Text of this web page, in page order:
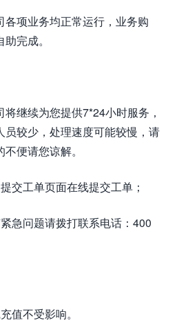
各项业务均正常运行，业务购
完成。
继续为您提供7*24小时服务，
员较少，处理速度可能较慢，请
便请您谅解。
交工单页面在线提交工单；
急问题请拨打联系电话：400
值不受影响。